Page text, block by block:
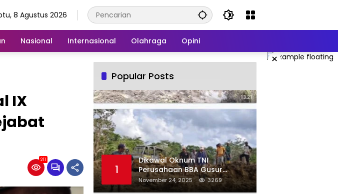
8 Agustus 2026
Nasional Internasional Olahraga Opini
×
IX
211
Popular Posts
1
Dikawal Oknum TNI
Perusahaan BBA Gusur
Secara Brutal Tanah Dan
Tanaman Warga, Akademisi
November 24, 2025 3269